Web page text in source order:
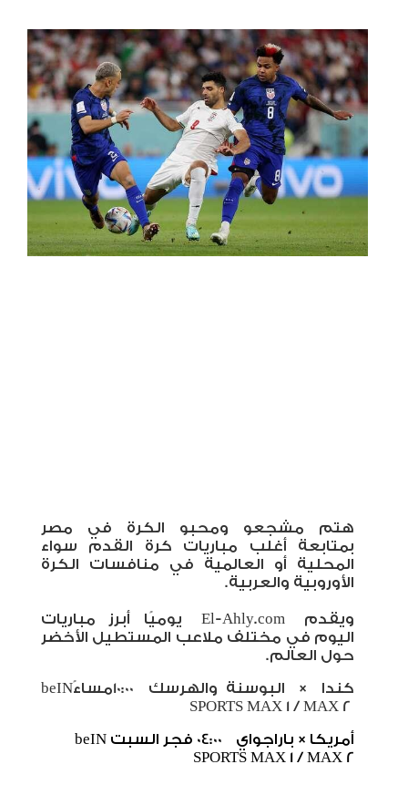
هتم مشجعو ومحبو الكرة في مصر
بمتابعة أغلب مباريات كرة القدم سواء
المحلية أو العالمية في منافسات الكرة
الأوروبية والعربية.
ويقدمEl-Ahly.com يوميًا أبرز مباريات
اليوم في مختلف ملاعب المستطيل الأخضر
حول العالم.
كندا
× البوسنة والهرسك 10:00مساءًbeIN
SPORTS MAX 1 / MAX 2
أمريكا × باراجواي 04:00 فجر السبت beIN
SPORTS MAX 1 / MAX 2